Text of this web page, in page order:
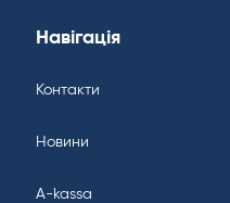
Навігація
Контакти
Новини
A-kassa